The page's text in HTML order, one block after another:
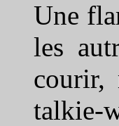
Une
les
courir,
talkie-